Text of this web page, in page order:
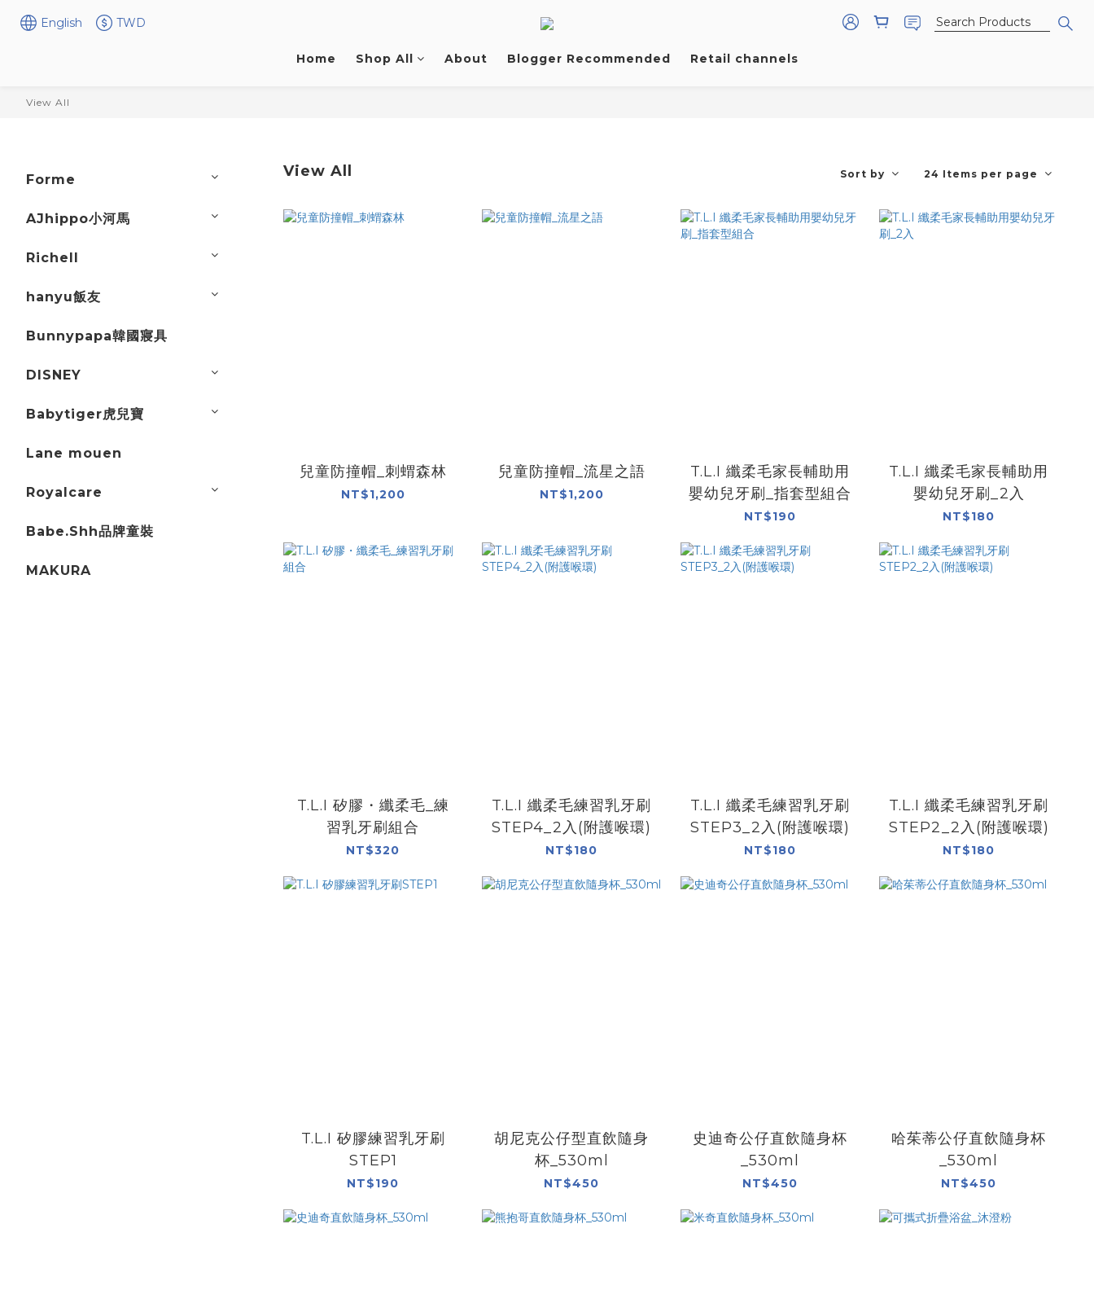
English TWD
Home Shop All About Blogger Recommended Retail channels
View All
Forme
AJhippo小河馬
Richell
hanyu飯友
Bunnypapa韓國寢具
DISNEY
Babytiger虎兒寶
Lane mouen
Royalcare
Babe.Shh品牌童裝
MAKURA
View All Sort by 24 Items per page
兒童防撞帽_刺蝟森林
NT$1,200
兒童防撞帽_流星之語
NT$1,200
T.L.I 纖柔毛家長輔助用
嬰幼兒牙刷_指套型組合
NT$190
T.L.I 纖柔毛家長輔助用
嬰幼兒牙刷_2入
NT$180
T.L.I 矽膠・纖柔毛_練
習乳牙刷組合
NT$320
T.L.I 纖柔毛練習乳牙刷
STEP4_2入(附護喉環)
NT$180
T.L.I 纖柔毛練習乳牙刷
STEP3_2入(附護喉環)
NT$180
T.L.I 纖柔毛練習乳牙刷
STEP2_2入(附護喉環)
NT$180
T.L.I 矽膠練習乳牙刷
STEP1
NT$190
胡尼克公仔型直飲隨身
杯_530ml
NT$450
史迪奇公仔直飲隨身杯
_530ml
NT$450
哈茱蒂公仔直飲隨身杯
_530ml
NT$450